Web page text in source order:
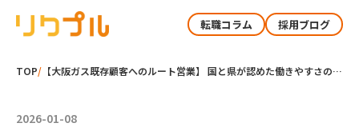
転職コラム 採用ブログ
TOP/ 【大阪ガス既存顧客へのルート営業】 国と県が認めた働きやすさの理由に迫る！
2026-01-08